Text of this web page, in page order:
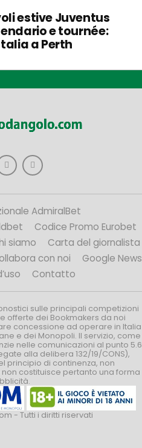
estive Juventus
e tournée:
a Perth
AdmiralBet
Codice Promo Eurobet
siamo
Carta del giornalista
con noi
Google News
Contatto
sulle principali competizioni
offerte dei Bookmakers da noi
concessione ad operare in Italia
e dei Monopoli. Il servizio, come
nelle comunicazioni al punto 5.6
alla delibera 132/19/CONS),
principio di continenza, non
costituisce pertanto una forma
- Tutti i diritti riservati